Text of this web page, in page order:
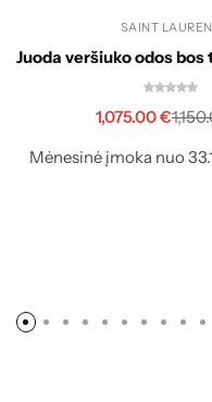
SAINT
Juoda veršiuko odos
1,075.00€
Mėnesinė įmoka nuo